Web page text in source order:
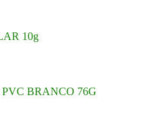
10g
BRANCO 76G